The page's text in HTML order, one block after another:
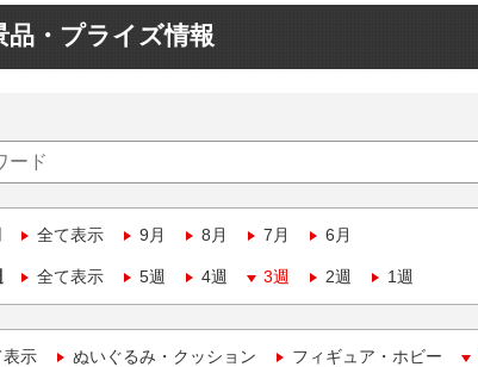
品・プライズ情報
全て表示 9月 8月 7月 6月
全て表示 5週 4週 3週 2週 1週
表示 ぬいぐるみ・クッション フィギュア・ホビー